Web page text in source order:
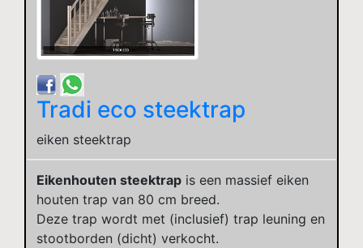
Tradi eco steektrap
eiken steektrap
Eikenhouten steektrap is een massief eiken
houten trap van 80 cm breed.
Deze trap wordt met (inclusief) trap leuning en
stootborden (dicht) verkocht.